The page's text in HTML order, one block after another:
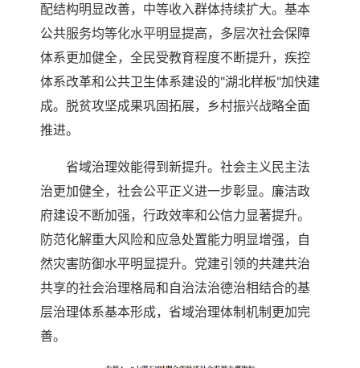
配结构明显改善，中等收入群体持续扩大。基本
公共服务均等化水平明显提高，多层次社会保障
体系更加健全，全民受教育程度不断提升，疾控
体系改革和公共卫生体系建设的"湖北样板"加快建
成。脱贫攻坚成果巩固拓展，乡村振兴战略全面
推进。
省域治理效能得到新提升。社会主义民主法
治更加健全，社会公平正义进一步彰显。廉洁政
府建设不断加强，行政效率和公信力显著提升。
防范化解重大风险和应急处置能力明显增强，自
然灾害防御水平明显提升。党建引领的共建共治
共享的社会治理格局和自治法治德治相结合的基
层治理体系基本形成，省域治理体制机制更加完
善。